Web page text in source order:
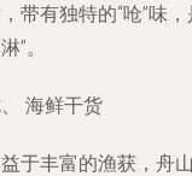
带有独特的“呛”味
”。
海鲜干货
于丰富的渔获，舟